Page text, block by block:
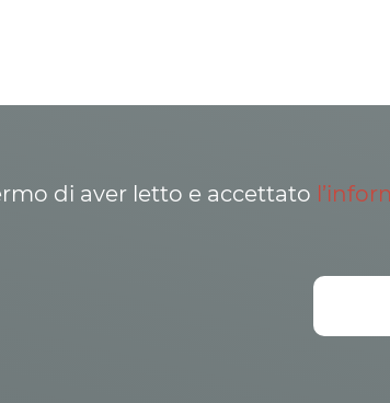
di aver letto e accettato